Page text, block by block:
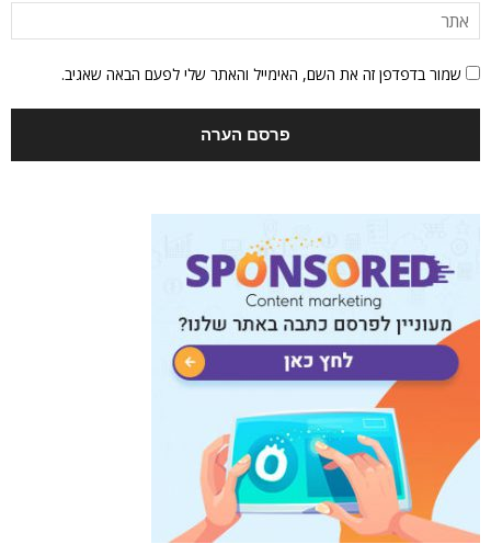
שמור בדפדפן זה את השם, האימייל והאתר שלי לפעם הבאה שאגיב.